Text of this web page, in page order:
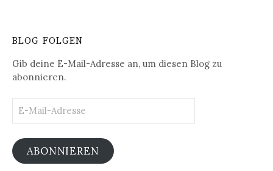
BLOG FOLGEN
Gib deine E-Mail-Adresse an, um diesen Blog zu
abonnieren.
Mail-
ABONNIEREN